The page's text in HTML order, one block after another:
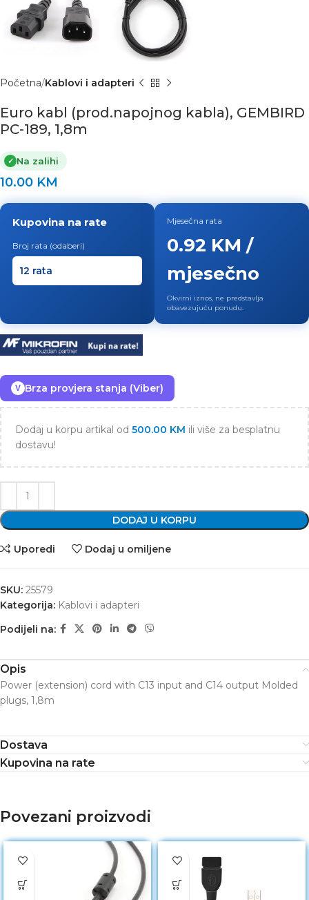
Početna Kablovi i adapteri
Euro kabl (prod.napojnog kabla), GEMBIRD
PC-189, 1,8m
✓ Na zalihi
10.00 KM
Kupovina na rate
Broj rata (odaberi)
Mjesečna rata
0.92 KM /
mjesečno
Okvirni iznos, ne predstavlja
obavezujuću ponudu.
V Brza provjera stanja (Viber)
Dodaj u korpu artikal od 500.00 KM ili više za besplatnu
dostavu!
DODAJ U KORPU
Uporedi Dodaj u omiljene
SKU: 25579
Kategorija: Kablovi i adapteri
Podijeli na:
Opis
Power (extension) cord with C13 input and C14 output Molded
plugs, 1,8m
Dostava
Kupovina na rate
Povezani proizvodi